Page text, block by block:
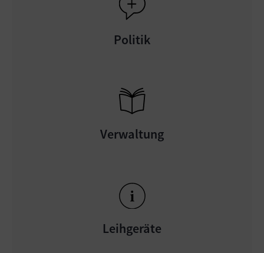
Politik
Verwaltung
Leihgeräte